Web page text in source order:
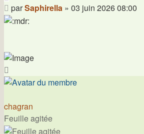
Message
parSaphirella » 03 juin 2026 08:00
chagran
Feuille agitée